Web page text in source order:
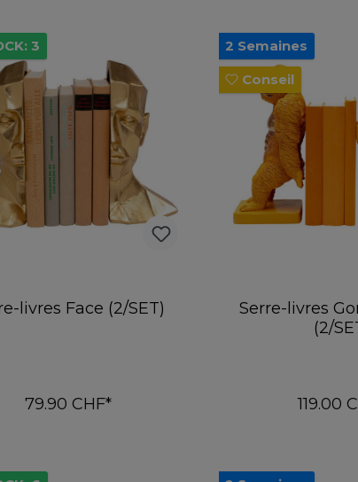
3
livres Face (2/SET)
79.90 CHF*
2 Semaines
Conseil
Serre-livres
(2/
119.00